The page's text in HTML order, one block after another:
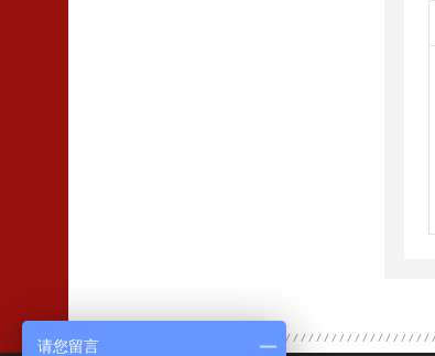
请您留言